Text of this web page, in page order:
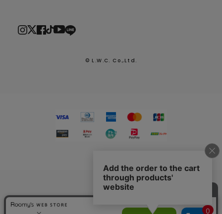
2026.7.29
© L.W.C. Co.,Ltd.